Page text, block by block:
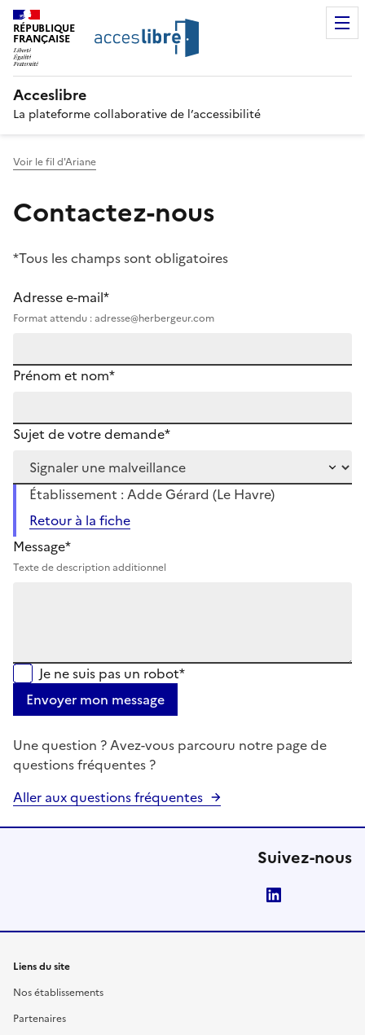
RÉPUBLIQUE
FRANÇAISE
Acceslibre
La plateforme collaborative de l’accessibilité
Voir le fil d'Ariane
Contactez-nous
*Tous les champs sont obligatoires
Adresse e-mail*
Format attendu : adresse@herbergeur.com
Prénom et nom*
Sujet de votre demande*
Établissement : Adde Gérard (Le Havre)
Retour à la fiche
Message*
Texte de description additionnel
Je ne suis pas un robot*
Envoyer mon message
Une question ? Avez-vous parcouru notre page de
questions fréquentes ?
Aller aux questions fréquentes
Suivez-nous
Liens du site
Nos établissements
Partenaires